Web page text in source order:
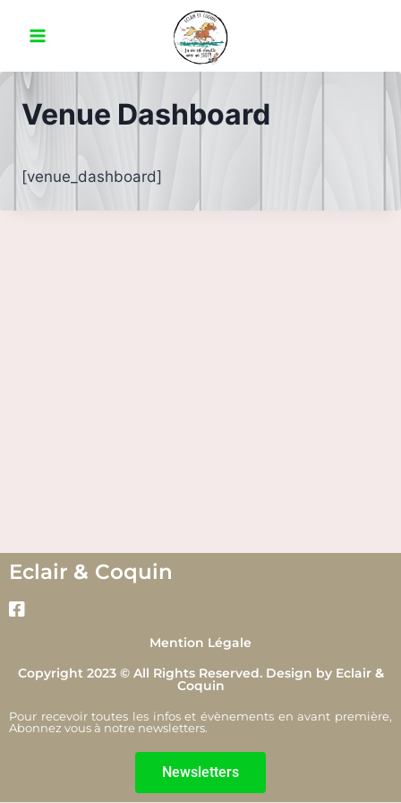
Venue Dashboard
[venue_dashboard]
Eclair & Coquin
Mention Légale
Copyright 2023 © All Rights Reserved. Design by Eclair &
Coquin
Pour recevoir toutes les infos et évènements en avant première,
Abonnez vous à notre newsletters.
Newsletters